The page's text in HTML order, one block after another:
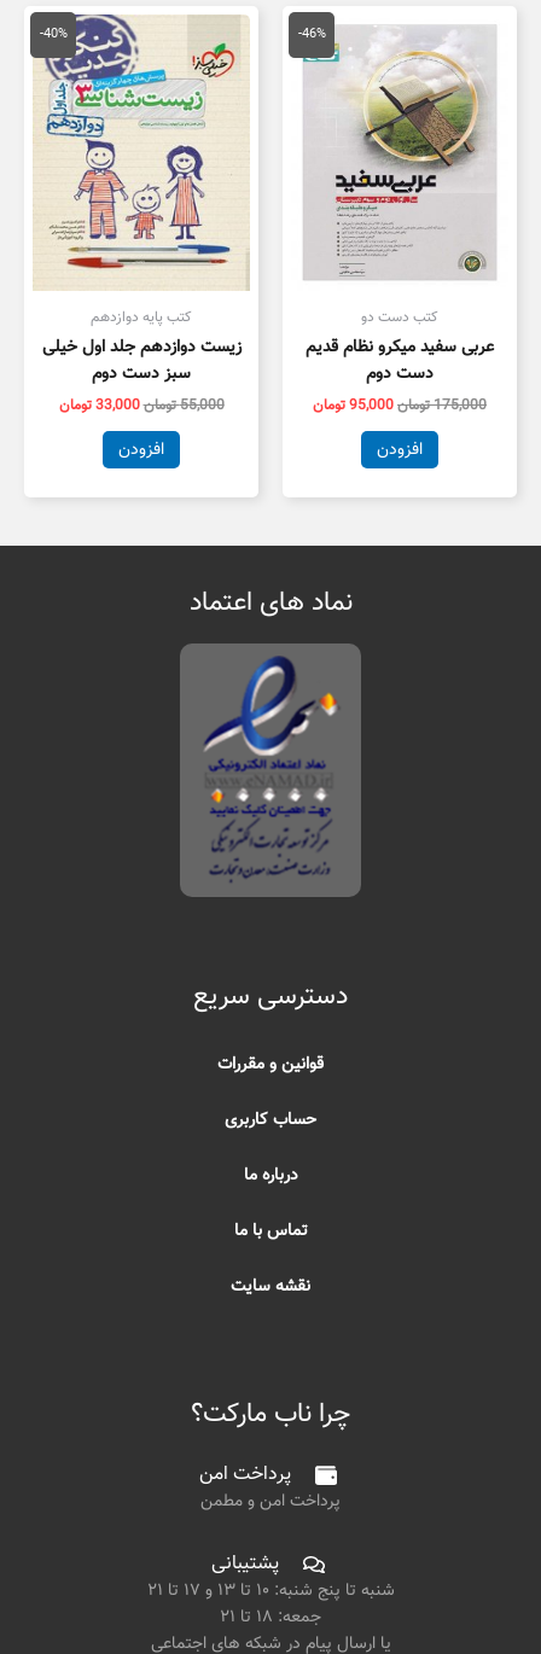
-46%
کتب دست دو
عربی سفید میکرو نظام قدیم
دست دوم
175,000تومان
اصلی
175,000 تومان
بود.
95,000تومان
قیمت
فعلی
95,000 تومان
افزودن
-40%
کتب پایه دوازدهم
زیست دوازدهم جلد اول خیلی
سبز دست دوم
55,000تومان
قیمت
اصلی
55,000 تومان
بود.
33,000تومان
قیمت
فعلی
است.
افزودن
نماد های اعتماد
دسترسی سریع
قوانین و مقررات
حساب کاربری
درباره ما
تماس با ما
نقشه سایت
چرا ناب مارکت؟
پرداخت امن
پرداخت امن و مطمن
پشتیبانی
شنبه تا پنج شنبه: ۱۰ تا ۱۳ و ۱۷ تا ۲۱
جمعه: ۱۸ تا ۲۱
یا ارسال پیام در شبکه های اجتماعی